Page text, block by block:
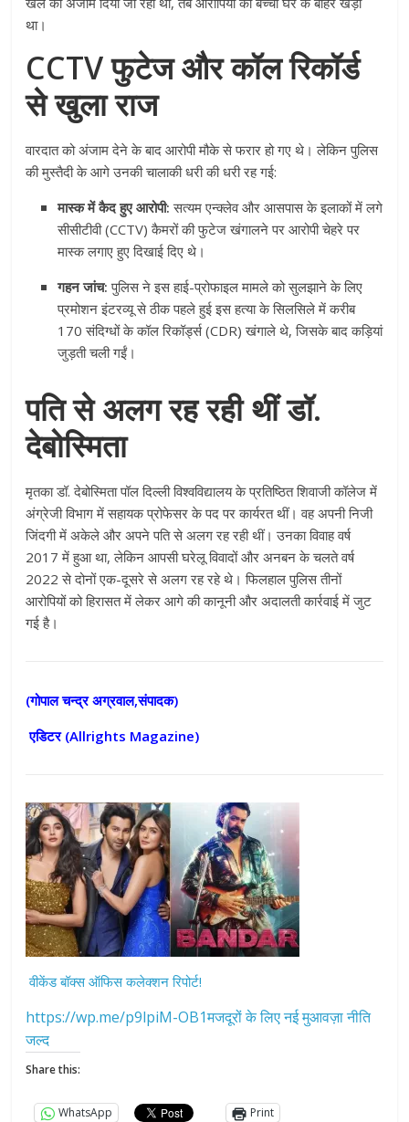
था।
CCTV फुटेज और कॉल रिकॉर्ड
से खुला राज
वारदात को अंजाम देने के बाद आरोपी मौके से फरार हो गए थे। लेकिन पुलिस
की मुस्तैदी के आगे उनकी चालाकी धरी की धरी रह गई:
मास्क में कैद हुए आरोपी: सत्यम एन्क्लेव और आसपास के इलाकों में लगे
सीसीटीवी (CCTV) कैमरों की फुटेज खंगालने पर आरोपी चेहरे पर
मास्क लगाए हुए दिखाई दिए थे।
गहन जांच: पुलिस ने इस हाई-प्रोफाइल मामले को सुलझाने के लिए
प्रमोशन इंटरव्यू से ठीक पहले हुई इस हत्या के सिलसिले में करीब
170 संदिग्धों के कॉल रिकॉर्ड्स (CDR) खंगाले थे, जिसके बाद कड़ियां
जुड़ती चली गईं।
पति से अलग रह रही थीं डॉ.
देबोस्मिता
मृतका डॉ. देबोस्मिता पॉल दिल्ली विश्वविद्यालय के प्रतिष्ठित शिवाजी कॉलेज में
अंग्रेजी विभाग में सहायक प्रोफेसर के पद पर कार्यरत थीं। वह अपनी निजी
जिंदगी में अकेले और अपने पति से अलग रह रही थीं। उनका विवाह वर्ष
2017 में हुआ था, लेकिन आपसी घरेलू विवादों और अनबन के चलते वर्ष
2022 से दोनों एक-दूसरे से अलग रह रहे थे। फिलहाल पुलिस तीनों
आरोपियों को हिरासत में लेकर आगे की कानूनी और अदालती कार्रवाई में जुट
गई है।
(गोपाल चन्द्र अग्रवाल,संपादक)
एडिटर (Allrights Magazine)
वीकेंड बॉक्स ऑफिस कलेक्शन रिपोर्ट!
https://wp.me/p9lpiM-OB1मजदूरों के लिए नई मुआवज़ा नीति
जल्द
Share this:
WhatsApp Print